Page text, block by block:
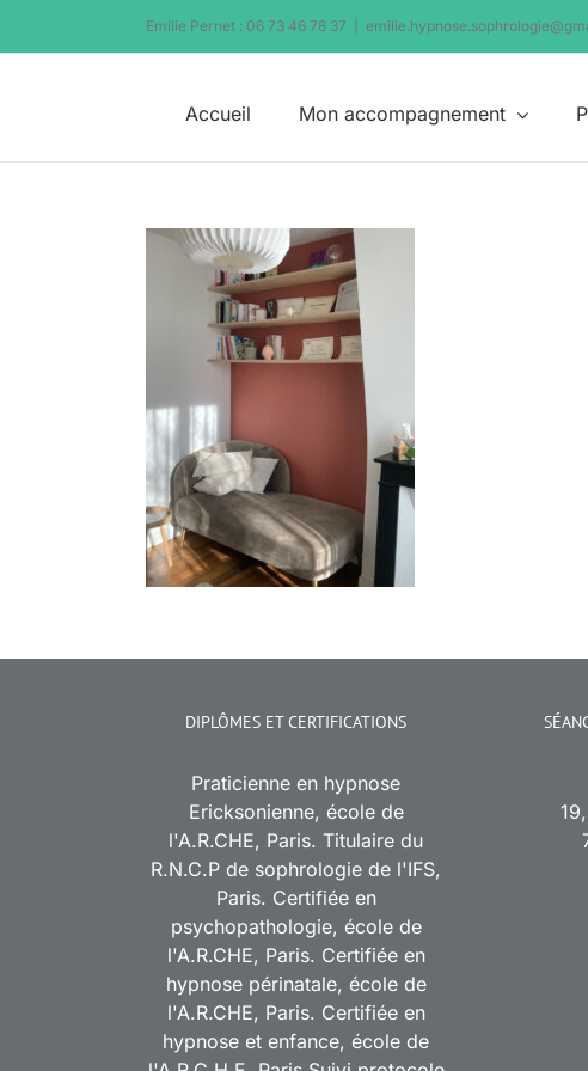
Emilie Pernet : 06 73 46 78 37
Accueil Mon accompagnement
DIPLÔMES ET CERTIFICATIONS
Praticienne en hypnose
Ericksonienne, école de
l'A.R.CHE, Paris. Titulaire du
R.N.C.P de sophrologie de l'IFS,
Paris. Certifiée en
psychopathologie, école de
l'A.R.CHE, Paris. Certifiée en
hypnose périnatale, école de
l'A.R.CHE, Paris. Certifiée en
hypnose et enfance, école de